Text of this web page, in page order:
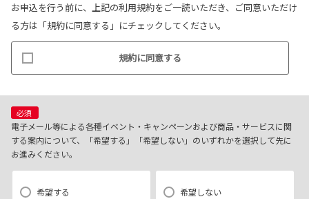
ます。
(1)お客様リクエストに対応するにあたって問題が発生した場合の確認・
連絡
(2)お客様から照会があった場合のリクエスト情報の確認
(3)お客様に不利益を与えないために行う、お客様に対する迅速なご連絡
(4)当社で取り扱っている商品・サービスなどに関する営業上のご案内
(5)商品の企画・開発あるいはお客様満足向上策などの検討のためのお客
様アンケート調査の実施
【3．推奨環境について】
お申込を行う前に、上記の利用規約をご一読いただき、ご同意いただけ
る方は「規約に同意する」にチェックしてください。
規約に同意する
必須
電子メール等による各種イベント・キャンペーンおよび商品・サービスに関
する案内について、「希望する」「希望しない」のいずれかを選択して先に
お進みください。
希望する 希望しない